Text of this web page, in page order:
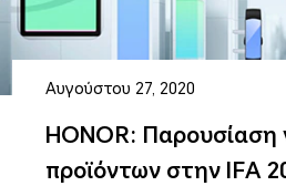
Αυγούστου 27, 2020
HONOR: Παρουσίαση
προϊόντων στην IFA